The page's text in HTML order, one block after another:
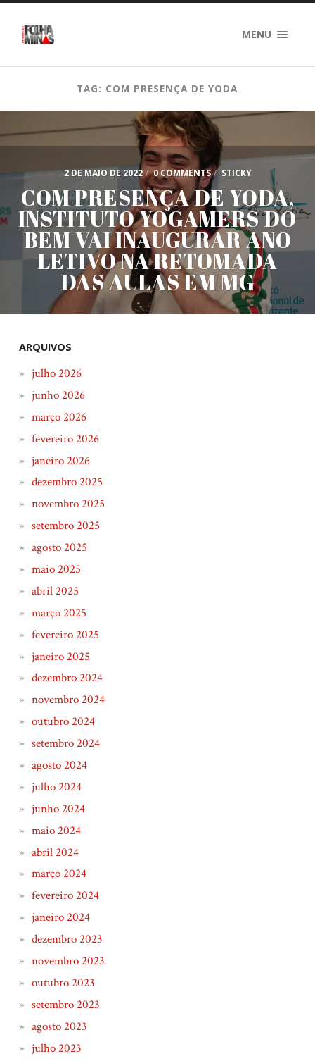
MENU
TAG: COM PRESENÇA DE YODA
2 DE MAIO DE 2022 / 0 COMMENTS / STICKY
COM PRESENÇA DE YODA,
INSTITUTO YOGAMERS DO
BEM VAI INAUGURAR ANO
LETIVO NA RETOMADA
DAS AULAS EM MG
ARQUIVOS
julho 2026
junho 2026
março 2026
fevereiro 2026
janeiro 2026
dezembro 2025
novembro 2025
setembro 2025
agosto 2025
maio 2025
abril 2025
março 2025
fevereiro 2025
janeiro 2025
dezembro 2024
novembro 2024
outubro 2024
setembro 2024
agosto 2024
julho 2024
junho 2024
maio 2024
abril 2024
março 2024
fevereiro 2024
janeiro 2024
dezembro 2023
novembro 2023
outubro 2023
setembro 2023
agosto 2023
julho 2023